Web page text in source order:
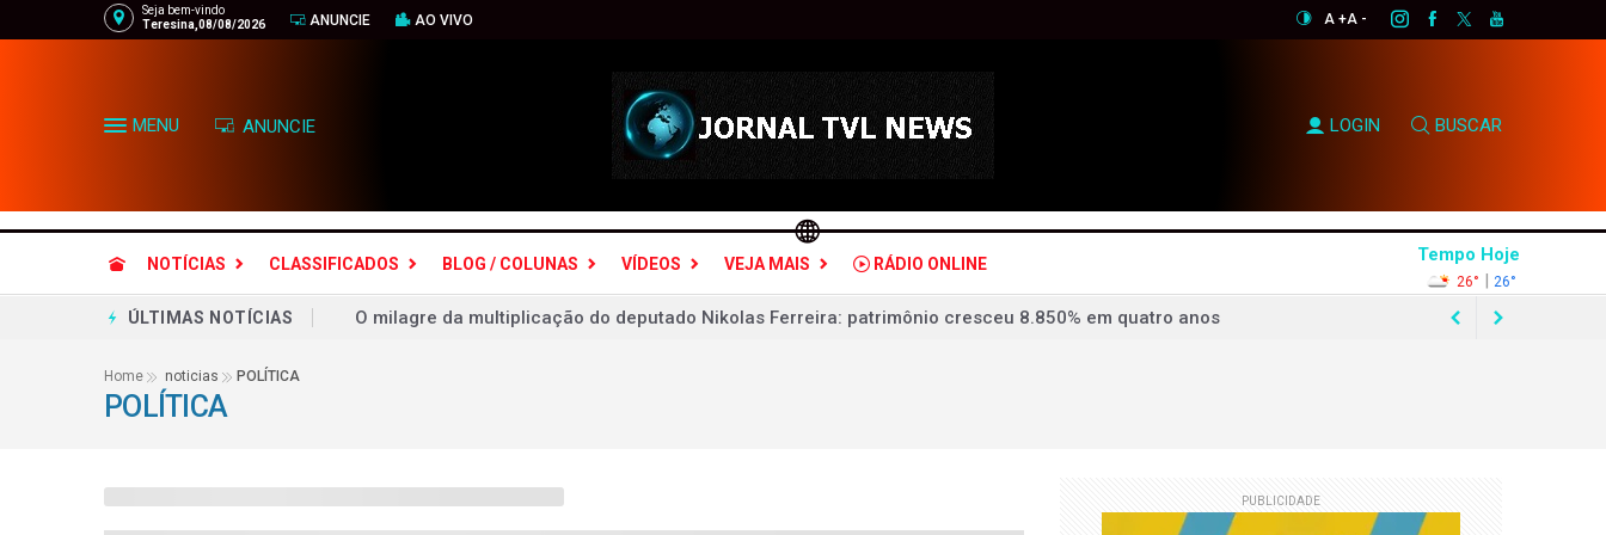
Seja bem-vindo
Teresina,08/08/2026
ANUNCIE AO VIVO A +A -
MENU ANUNCIE LOGIN BUSCAR
NOTÍCIAS CLASSIFICADOS BLOG / COLUNAS VÍDEOS VEJA MAIS RÁDIO ONLINE Tempo Hoje
26° | 26°
ÚLTIMAS NOTÍCIAS
O milagre da multiplicação de Nikolas: patrimônio cresceu 8.850% em quatro anos
Em decisão inédita, STJ condena Buzzi à perda do cargo por assédio
Home noticias POLÍTICA
POLÍTICA
PUBLICIDADE